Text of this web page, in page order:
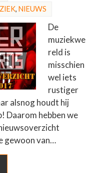
, NIEUWS
De
muziekwe
reld is
misschien
wel iets
rustiger
alsnog houdt hij
Daarom hebben we
gewoon van…